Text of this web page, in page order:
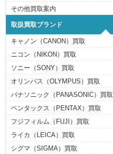
その他買取案内
取扱買取ブランド
キャノン（CANON）買取
ニコン（NIKON）買取
ソニー（SONY）買取
オリンパス（OLYMPUS）買取
パナソニック（PANASONIC）買取
ペンタックス（PENTAX）買取
フジフィルム（FUJI）買取
ライカ（LEICA）買取
シグマ（SIGMA）買取